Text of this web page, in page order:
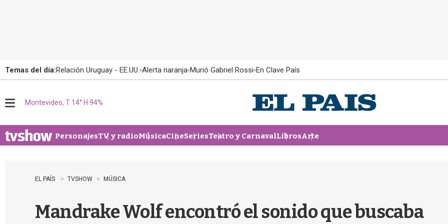
Temas del día:Relación Uruguay - EE.UU. Alerta naranja Murió Gabriel Rossi En Clave País
u
Montevideo, T 14° H 94%
PersonajesTV y radioMúsicaCineSeriesTeatro y CarnavalLibrosArte
EL PAÍS TVSHOW MÚSICA
Mandrake Wolf encontró el sonido que buscaba